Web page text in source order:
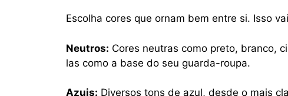
Escolha cores que ornam bem entre si. Isso
Neutros: Cores neutras como preto, branco,
las como a base do seu guarda-roupa.
Azuis: Diversos tons de azul, desde o mais